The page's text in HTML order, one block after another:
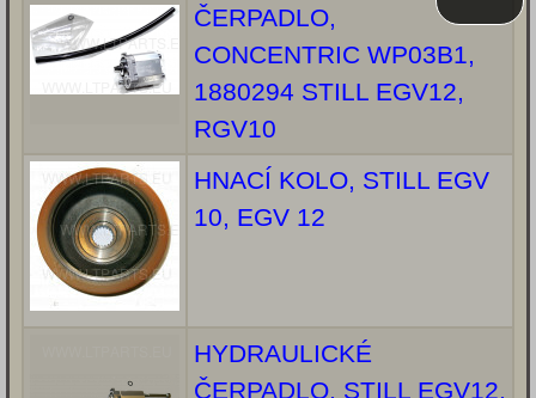
ČERPADLO,
CONCENTRIC WP03B1,
1880294 STILL EGV12,
RGV10
HNACÍ KOLO, STILL EGV
10, EGV 12
HYDRAULICKÉ
ČERPADLO, STILL EGV12,